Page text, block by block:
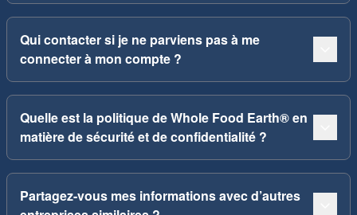
Qui contacter si je ne parviens pas à me
connecter à mon compte ?
Quelle est la politique de Whole Food Earth® en
matière de sécurité et de confidentialité ?
Partagez-vous mes informations avec d’autres